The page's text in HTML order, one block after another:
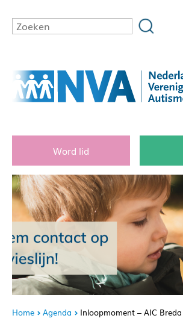
Word lid
Home Agenda Inloopmoment – AIC Breda